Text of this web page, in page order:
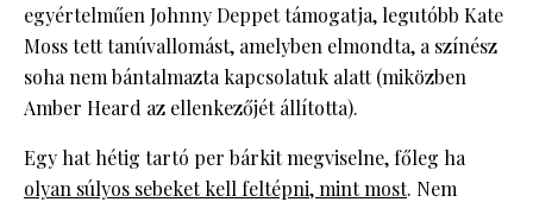
egyértelműen Johnny Deppet támogatja, legutóbb Kate
Moss tett tanúvallomást, amelyben elmondta, a színész
soha nem bántalmazta kapcsolatuk alatt (miközben
Amber Heard az ellenkezőjét állította).
Egy hat hétig tartó per bárkit megviselne, főleg ha
olyan súlyos sebeket kell feltépni, mint most. Nem